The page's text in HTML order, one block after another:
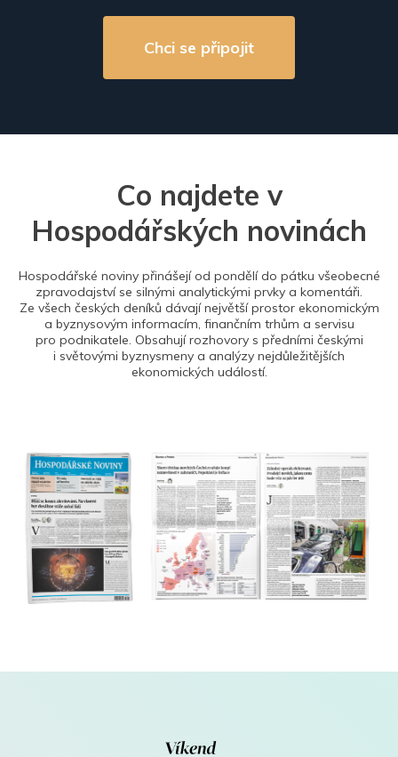
Chci se připojit
Co najdete v
Hospodářských novinách
Hospodářské noviny přinášejí od pondělí do pátku všeobecné
zpravodajství se silnými analytickými prvky a komentáři.
Ze všech českých deníků dávají největší prostor ekonomickým
a byznysovým informacím, finančním trhům a servisu
pro podnikatele. Obsahují rozhovory s předními českými
i světovými byznysmeny a analýzy nejdůležitějších
ekonomických událostí.